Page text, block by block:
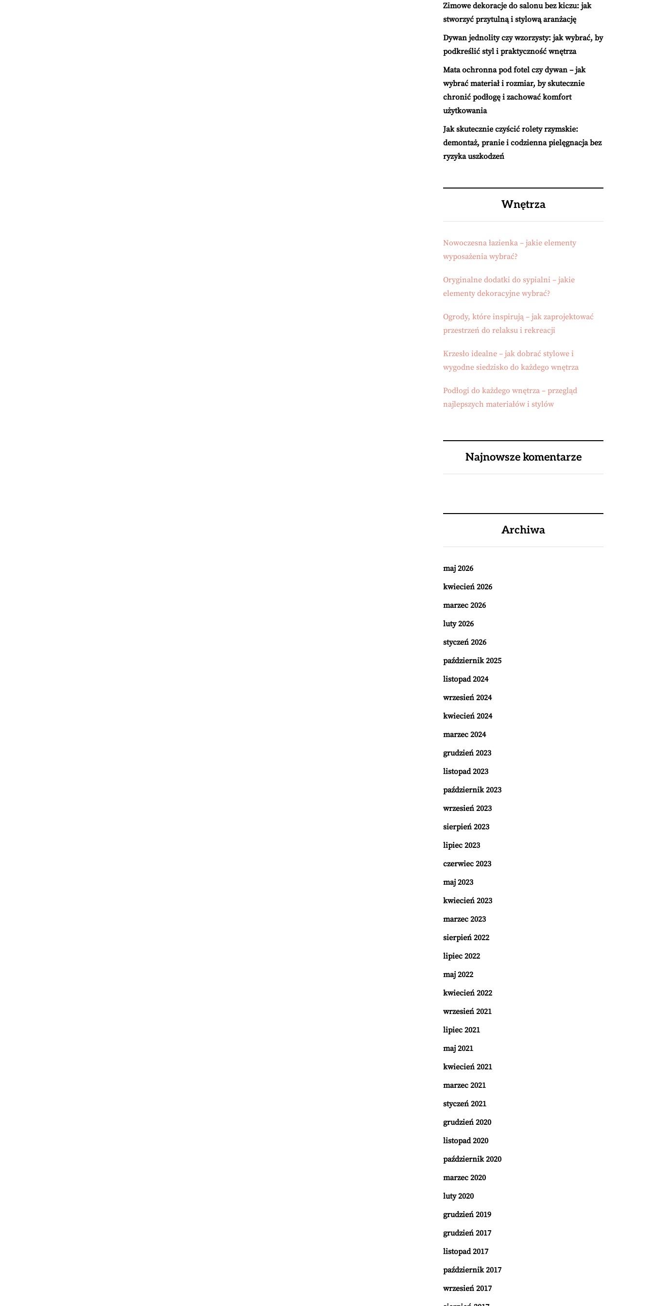
Zimowe dekoracje do salonu bez kiczu: jak
stworzyć przytulną i stylową aranżację
Dywan jednolity czy wzorzysty: jak wybrać, by
podkreślić styl i praktyczność wnętrza
Mata ochronna pod fotel czy dywan – jak
wybrać materiał i rozmiar, by skutecznie
chronić podłogę i zachować komfort
użytkowania
Jak skutecznie czyścić rolety rzymskie:
demontaż, pranie i codzienna pielęgnacja bez
ryzyka uszkodzeń
Wnętrza
Nowoczesna łazienka – jakie elementy
wyposażenia wybrać?
Oryginalne dodatki do sypialni – jakie
elementy dekoracyjne wybrać?
Ogrody, które inspirują – jak zaprojektować
przestrzeń do relaksu i rekreacji
Krzesło idealne – jak dobrać stylowe i
wygodne siedzisko do każdego wnętrza
Podłogi do każdego wnętrza – przegląd
najlepszych materiałów i stylów
Najnowsze komentarze
Archiwa
maj 2026
kwiecień 2026
marzec 2026
luty 2026
styczeń 2026
październik 2025
listopad 2024
wrzesień 2024
kwiecień 2024
marzec 2024
grudzień 2023
listopad 2023
październik 2023
wrzesień 2023
sierpień 2023
lipiec 2023
czerwiec 2023
maj 2023
kwiecień 2023
marzec 2023
sierpień 2022
lipiec 2022
maj 2022
kwiecień 2022
wrzesień 2021
lipiec 2021
maj 2021
kwiecień 2021
marzec 2021
styczeń 2021
grudzień 2020
listopad 2020
październik 2020
marzec 2020
luty 2020
grudzień 2019
grudzień 2017
listopad 2017
październik 2017
wrzesień 2017